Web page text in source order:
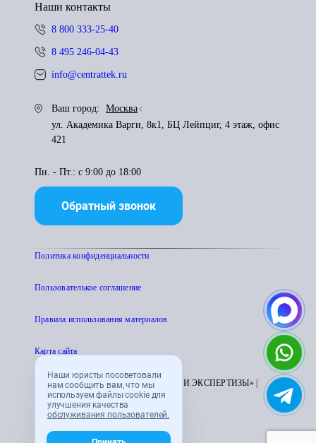
Наши юристы посоветовали
нам сообщить вам, что мы
используем файлы cookie для
улучшения качества
обслуживания пользователей.
Наши контакты
8 800 333-25-40
8 495 246-04-43
info@centrattek.ru
Ваш город:
Москва
ул. Академика Варги, 8к1, БЦ Лейпциг, 4 этаж, офис
421
Пн. - Пт.: с 9:00 до 18:00
Обратный звонок
Политика конфиденциальности
Пользователькое соглашение
Правила использования материалов
Карта сайта
© 1995 - 2026 «ЦЕНТР АТТЕСТАЦИИ И ЭКСПЕРТИЗЫ» |
CENTRATTEK.RU